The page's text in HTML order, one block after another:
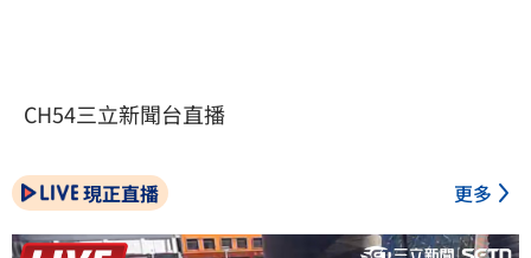
CH54三立新聞台直播
現正直播 更多